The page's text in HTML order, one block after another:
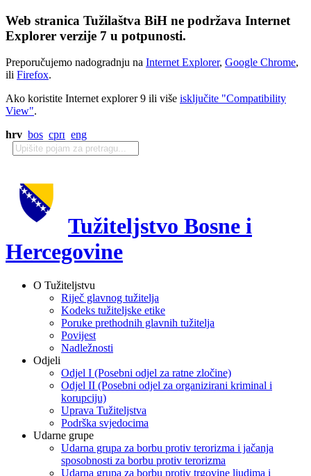
Web stranica Tužilaštva BiH ne podržava Internet
Explorer verzije 7 u potpunosti.
Preporučujemo nadogradnju na Internet Explorer, Google Chrome,
ili Firefox.
Ako koristite Internet explorer 9 ili više isključite "Compatibility
View".
hrv bos срп eng
Tužiteljstvo Bosne i
Hercegovine
O Tužiteljstvu
Riječ glavnog tužitelja
Kodeks tužiteljske etike
Poruke prethodnih glavnih tužitelja
Povijest
Nadležnosti
Odjeli
Odjel I (Posebni odjel za ratne zločine)
Odjel II (Posebni odjel za organizirani kriminal i
korupciju)
Uprava Tužiteljstva
Podrška svjedocima
Udarne grupe
Udarna grupa za borbu protiv terorizma i jačanja
sposobnosti za borbu protiv terorizma
Udarna grupa za borbu protiv trgovine ljudima i